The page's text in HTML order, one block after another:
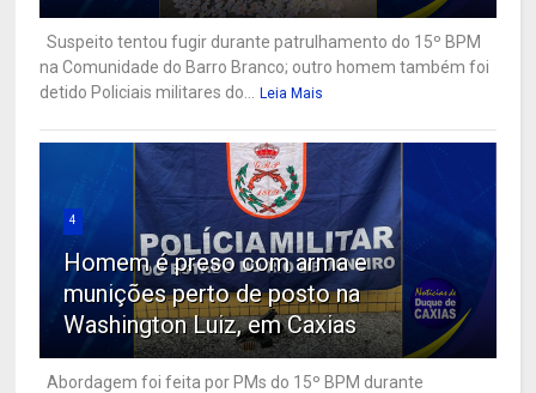
Suspeito tentou fugir durante patrulhamento do 15º BPM
na Comunidade do Barro Branco; outro homem também foi
detido Policiais militares do...
Leia Mais
4
Homem é preso com arma e
munições perto de posto na
Washington Luiz, em Caxias
Abordagem foi feita por PMs do 15º BPM durante